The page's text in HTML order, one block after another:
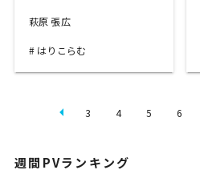
週間PVランキング
萩原 張広
はりこらむ
3 4 5 6